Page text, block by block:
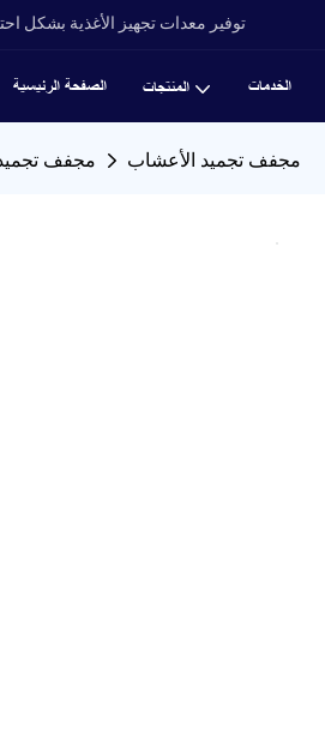
توفير معدات تجهيز الأغذية بشكل
الصفحة الرئيسية المنتجات الخدمات
مجفف مجفف تجميد الأعشاب